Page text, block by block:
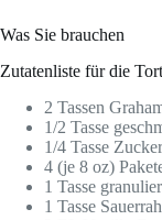
Was Sie brauchen
Zutatenliste für die
2 Tassen
1/2 Tasse
1/4 Tasse Zucker
4 (je 8 oz)
1 Tasse
1 Tasse